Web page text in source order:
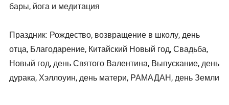
бары, йога и медитация
Праздник: Рождество, возвращение в школу, день
отца, Благодарение, Китайский Новый год, Свадьба,
Новый год, день Святого Валентина, Выпускание, день
дурака, Хэллоуин, день матери, РАМАДАН, день Земли